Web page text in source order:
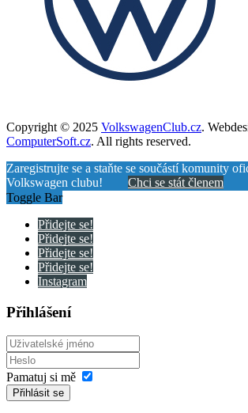
Copyright © 2025 VolkswagenClub.cz.
ComputerSoft.cz. All rights reserved.
Zaregistrujte se a staňte se součástí komunity
Volkswagen clubu! Chci se stát členem
Toggle Bar
Přidejte se!
Přidejte se!
Přidejte se!
Přidejte se!
Instagram
Přihlášení
Pamatuj si mě
Přihlásit se